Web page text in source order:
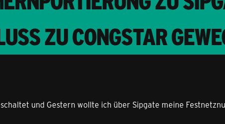
ZU CONGSTAR
und Gestern wollte ich über Sipgate meine